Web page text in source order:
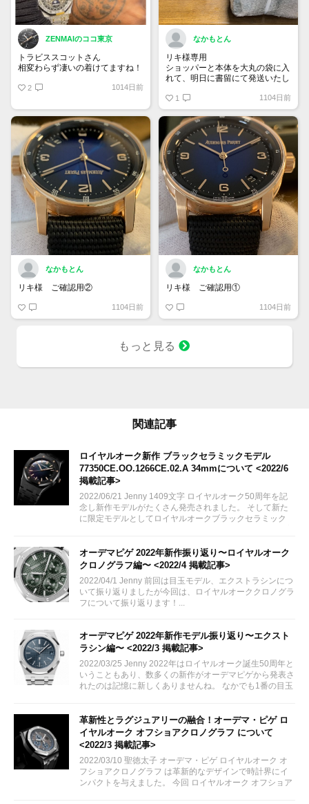
ZENMAIのココ東京
トラビススコットさん
相変わらず凄いの着けてますね！
2 1014日前
なかもとん
リキ様専用
ショッパーと本体を大丸の袋に入
れて、明日に書留にて発送いたし
宜しくお願い致します。
1 1104日前
なかもとん
リキ様 ご確認用②
1104日前
なかもとん
リキ様 ご確認用①
1104日前
もっと見る
関連記事
ロイヤルオーク新作 ブラックセラミックモデル
77350CE.OO.1266CE.02.A 34mmについて <2022/6
掲載記事>
2022/06/21 Jenny 1409文字 ロイヤルオーク50周年を記
念し新作モデルがたくさん発売されました。 そして新た
に限定モデルとしてロイヤルオークブラックセラミック
オーデマピゲ 2022年新作振り返り〜ロイヤルオーク
クロノグラフ編〜 <2022/4 掲載記事>
2022/04/1 Jenny 前回は目玉モデル、エクストラシンにつ
いて振り返りましたが今回は、ロイヤルオーククロノグラ
フについて振り返ります！...
オーデマピゲ 2022年新作モデル振り返り〜エクスト
ラシン編〜 <2022/3 掲載記事>
2022/03/25 Jenny 2022年はロイヤルオーク誕生50周年と
いうこともあり、数多くの新作がオーデマピゲから発表さ
れたのは記憶に新しくありませんね。 なかでも1番の目玉
革新性とラグジュアリーの融合！オーデマ・ピゲ ロ
イヤルオーク オフショアクロノグラフ について
<2022/3 掲載記事>
2022/03/10 聖徳太子 オーデマ・ピゲ ロイヤルオーク オ
フショアクロノグラフ は革新的なデザインで時計界にイ
ンパクトを与えました。 今回 ロイヤルオーク オフショア